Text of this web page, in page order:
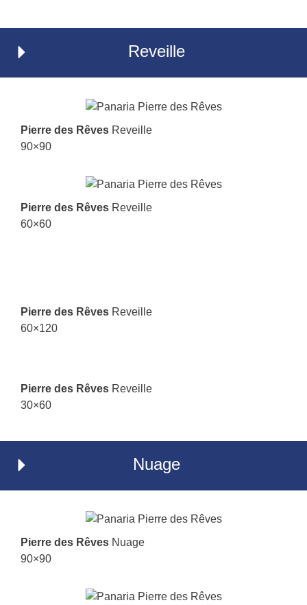
Reveille
Pierre des Rêves Reveille
90×90
Pierre des Rêves Reveille
60×60
Pierre des Rêves Reveille
60×120
Pierre des Rêves Reveille
30×60
Nuage
Pierre des Rêves Nuage
90×90